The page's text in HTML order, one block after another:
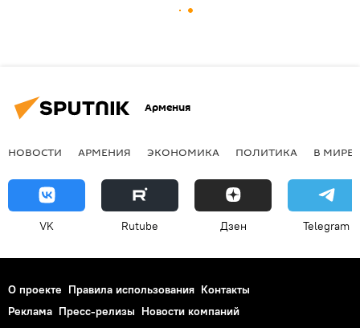
Армения
НОВОСТИ АРМЕНИЯ ЭКОНОМИКА ПОЛИТИКА В МИРЕ
VK Rutube Дзен Telegram
О проекте Правила использования Контакты
Реклама Пресс-релизы Новости компаний